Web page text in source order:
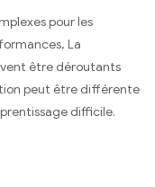
pour les
La
être déroutants
peut être différente
difficile.